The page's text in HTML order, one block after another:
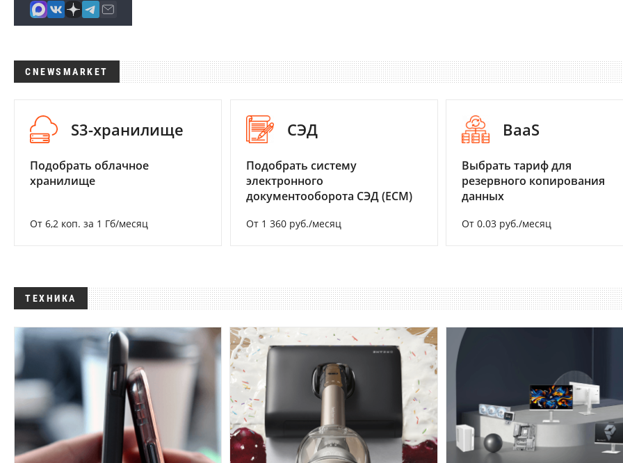
CNEWSMARKET
S3-хранилище
Подобрать облачное
хранилище
От 6,2 коп. за 1 Гб/месяц
СЭД
Подобрать систему
электронного
документооборота СЭД (ECM)
От 1 360 руб./месяц
BaaS
Выбрать тариф для
резервного копирования
данных
От 0.03 руб./месяц
ТЕХНИКА